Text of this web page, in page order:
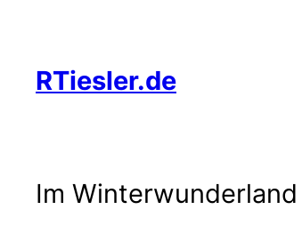
springen
RTiesler.de
Im